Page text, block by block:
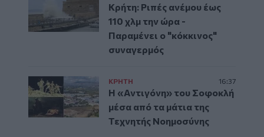
Κρήτη: Ριπές ανέμου έως
110 χλμ την ώρα -
Παραμένει ο "κόκκινος"
συναγερμός
ΚΡΗΤΗ 16:37
Η «Αντιγόνη» του Σοφοκλή
μέσα από τα μάτια της
Τεχνητής Νοημοσύνης